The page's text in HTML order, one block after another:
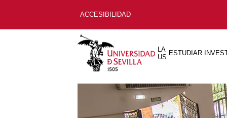
ACCESIBILIDAD
LA
US
ESTUDIAR